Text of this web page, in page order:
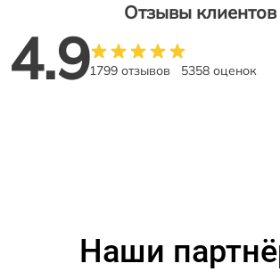
Отзывы клиентов
4.91799 отзывов 5358 оценок
Наши